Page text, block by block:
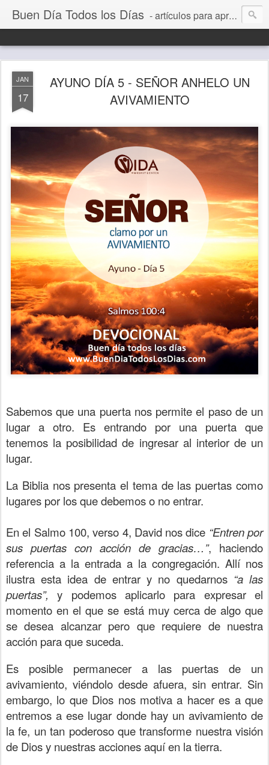
Buen Día Todos los Días - artículos para aprender a vivir mejor, un día a la vez. Por Juan C Quintero
JAN
17
AYUNO DÍA 5 - SEÑOR ANHELO UN
AVIVAMIENTO
Sabemos que una puerta nos permite el paso de un
lugar a otro. Es entrando por una puerta que
tenemos la posibilidad de ingresar al interior de un
lugar.
La Biblia nos presenta el tema de las puertas como
lugares por los que debemos o no entrar.
En el Salmo 100, verso 4, David nos dice “Entren por
sus puertas con acción de gracias…”, haciendo
referencia a la entrada a la congregación. Allí nos
ilustra esta idea de entrar y no quedarnos “a las
puertas”, y podemos aplicarlo para expresar el
momento en el que se está muy cerca de algo que
se desea alcanzar pero que requiere de nuestra
acción para que suceda.
Es posible permanecer a las puertas de un
avivamiento, viéndolo desde afuera, sin entrar. Sin
embargo, lo que Dios nos motiva a hacer es a que
entremos a ese lugar donde hay un avivamiento de
la fe, un tan poderoso que transforme nuestra visión
de Dios y nuestras acciones aquí en la tierra.